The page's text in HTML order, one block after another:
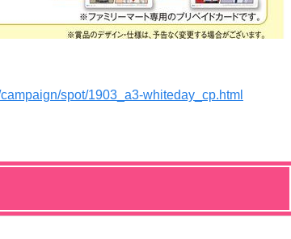
spot/1903_a3-whiteday_cp.html